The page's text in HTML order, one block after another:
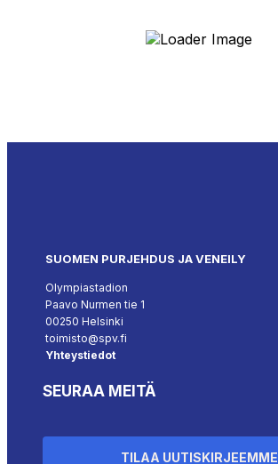
SUOMEN PURJEHDUS JA VENEILY
Olympiastadion
Paavo Nurmen tie 1
00250 Helsinki
toimisto@spv.fi
Yhteystiedot
SEURAA MEITÄ
TILAA UUTISKIRJEEMME